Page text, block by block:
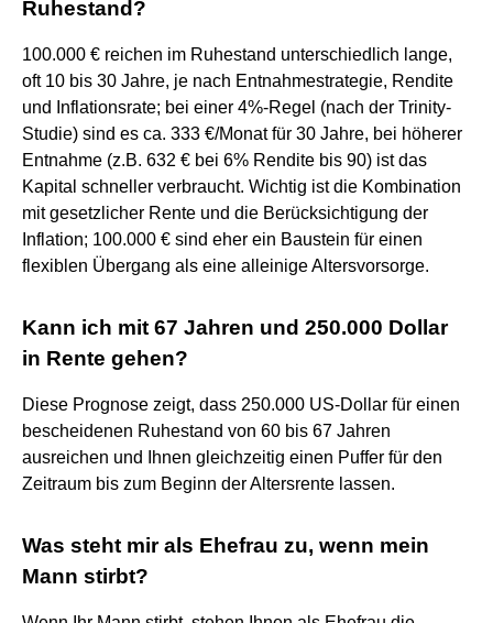
Ruhestand?
100.000 € reichen im Ruhestand unterschiedlich lange,
oft 10 bis 30 Jahre, je nach Entnahmestrategie, Rendite
und Inflationsrate; bei einer 4%-Regel (nach der Trinity-
Studie) sind es ca. 333 €/Monat für 30 Jahre, bei höherer
Entnahme (z.B. 632 € bei 6% Rendite bis 90) ist das
Kapital schneller verbraucht. Wichtig ist die Kombination
mit gesetzlicher Rente und die Berücksichtigung der
Inflation; 100.000 € sind eher ein Baustein für einen
flexiblen Übergang als eine alleinige Altersvorsorge.
Kann ich mit 67 Jahren und 250.000 Dollar
in Rente gehen?
Diese Prognose zeigt, dass 250.000 US-Dollar für einen
bescheidenen Ruhestand von 60 bis 67 Jahren
ausreichen und Ihnen gleichzeitig einen Puffer für den
Zeitraum bis zum Beginn der Altersrente lassen.
Was steht mir als Ehefrau zu, wenn mein
Mann stirbt?